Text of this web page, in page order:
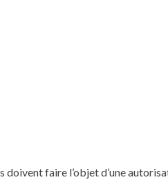
faire l’objet d’une